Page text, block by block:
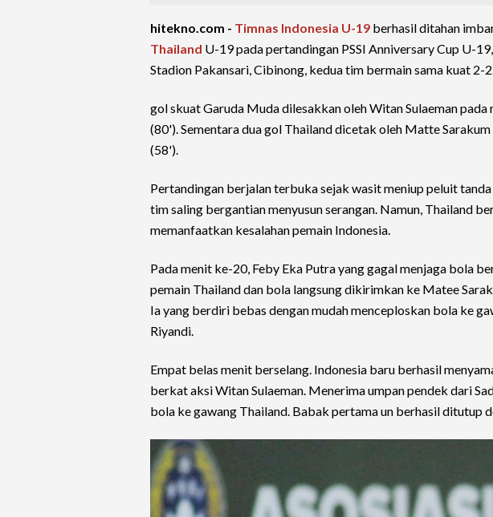
hitekno.com - Timnas Indonesia U-19 berhasil ditahan
Thailand U-19 pada pertandingan PSSI Anniversary Cup U-
Stadion Pakansari, Cibinong, kedua tim bermain sama kuat 2-
gol skuat Garuda Muda dilesakkan oleh Witan Sulaeman
(80'). Sementara dua gol Thailand dicetak oleh Matte
(58').
Pertandingan berjalan terbuka sejak wasit meniup peluit
tim saling bergantian menyusun serangan. Namun, Thailand
memanfaatkan kesalahan pemain Indonesia.
Pada menit ke-20, Feby Eka Putra yang gagal menjaga bola
pemain Thailand dan bola langsung dikirimkan ke Matee
Ia yang berdiri bebas dengan mudah menceploskan bola ke
Riyandi.
Empat belas menit berselang. Indonesia baru berhasil
berkat aksi Witan Sulaeman. Menerima umpan pendek dari
bola ke gawang Thailand. Babak pertama un berhasil ditutup